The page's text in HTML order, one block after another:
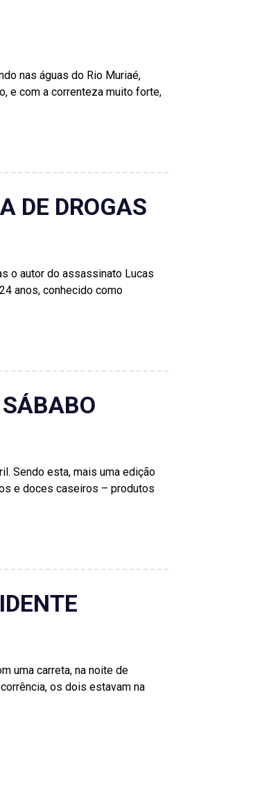
nas águas do Rio Muriaé,
e com a correnteza muito forte,
DE DROGAS
o autor do assassinato Lucas
anos, conhecido como
Sendo esta, mais uma edição
e doces caseiros – produtos
uma carreta, na noite de
os dois estavam na